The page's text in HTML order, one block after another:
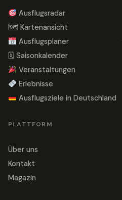
Ausflugsradar
🗺 Kartenansicht
Ausflugsplaner
🗓 Saisonkalender
Veranstaltungen
Erlebnisse
Ausflugsziele in Deutschland
PLATTFORM
Über uns
Kontakt
Magazin